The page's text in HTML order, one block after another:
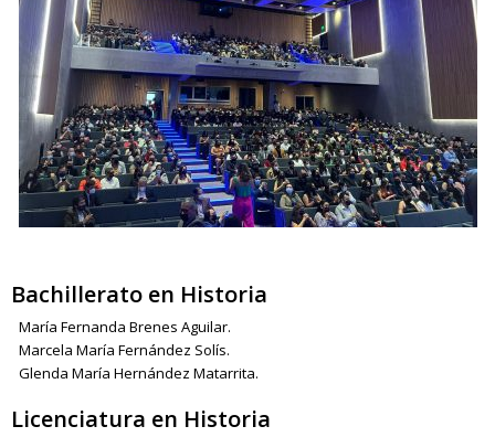
Bachillerato en Historia
María Fernanda Brenes Aguilar.
Marcela María Fernández Solís.
Glenda María Hernández Matarrita.
Licenciatura en Historia